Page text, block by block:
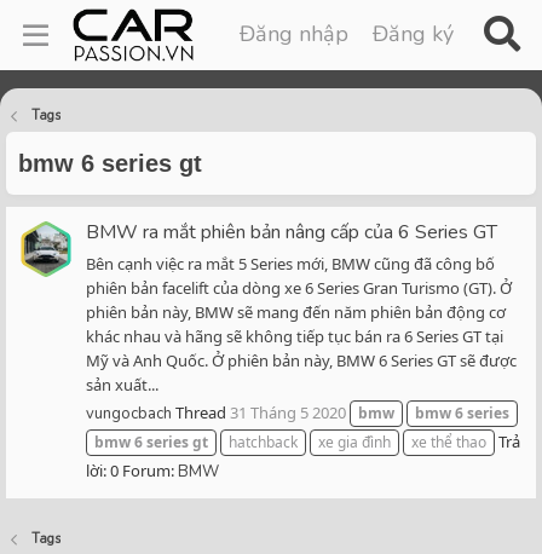
Đăng nhập Đăng ký
Tags
bmw 6 series gt
BMW ra mắt phiên bản nâng cấp của 6 Series GT
Bên cạnh việc ra mắt 5 Series mới, BMW cũng đã công bố
phiên bản facelift của dòng xe 6 Series Gran Turismo (GT). Ở
phiên bản này, BMW sẽ mang đến năm phiên bản động cơ
khác nhau và hãng sẽ không tiếp tục bán ra 6 Series GT tại
Mỹ và Anh Quốc. Ở phiên bản này, BMW 6 Series GT sẽ được
sản xuất...
vungocbach Thread 31 Tháng 5 2020 bmw bmw6series
bmw6seriesgt hatchback xe gia đình xe thể thao Trả
lời: 0 Forum:BMW
Tags